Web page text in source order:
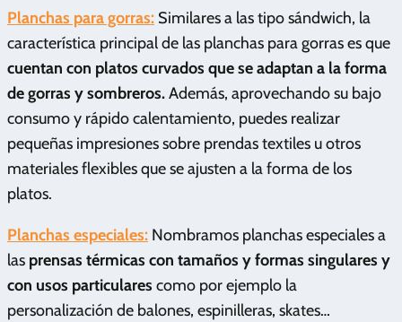
Planchas para gorras: Similares a las tipo sándwich, la
característica principal de las planchas para gorras es que
cuentan con platos curvados que se adaptan a la forma
de gorras y sombreros.Además, aprovechando su bajo
consumo y rápido calentamiento, puedes realizar
pequeñas impresiones sobre prendas textiles u otros
materiales flexibles que se ajusten a la forma de los
platos.
Planchas especiales: Nombramos planchas especiales a
las prensas térmicas con tamaños y formas singulares y
con usos particulares como por ejemplo la
personalización de balones, espinilleras, skates…